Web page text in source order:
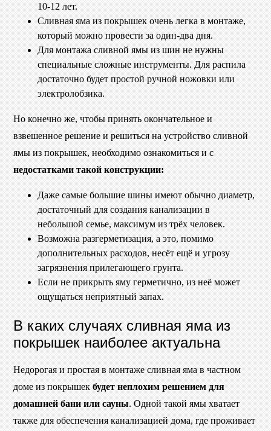
10-12 лет.
Сливная яма из покрышек очень легка в монтаже,
который можно провести за один-два дня.
Для монтажа сливной ямы из шин не нужны
специальные сложные инструменты. Для распила
достаточно будет простой ручной ножовки или
электролобзика.
Но конечно же, чтобы принять окончательное и
взвешенное решение и решиться на устройство сливной
ямы из покрышек, необходимо ознакомиться и с
недостатками такой конструкции:
Даже самые большие шины имеют обычно диаметр,
достаточный для создания канализации в
небольшой семье, максимум из трёх человек.
Возможна разгерметизация, а это, помимо
дополнительных расходов, несёт ещё и угрозу
загрязнения прилегающего грунта.
Если не прикрыть яму герметично, из неё может
ощущаться неприятный запах.
В каких случаях сливная яма из
покрышек наиболее актуальна
Недорогая и простая в монтаже сливная яма в частном
доме из покрышек будет неплохим решением для
домашней бани или сауны. Одной такой ямы хватает
также для обеспечения канализацией дома, где проживает